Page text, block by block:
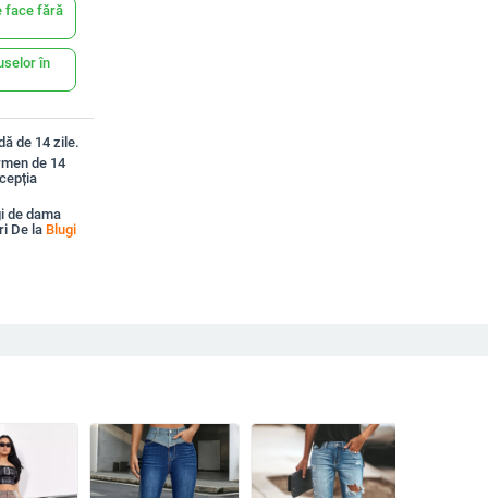
face fără
în
de 14 zile.
de 14
de dama
De la Blugi